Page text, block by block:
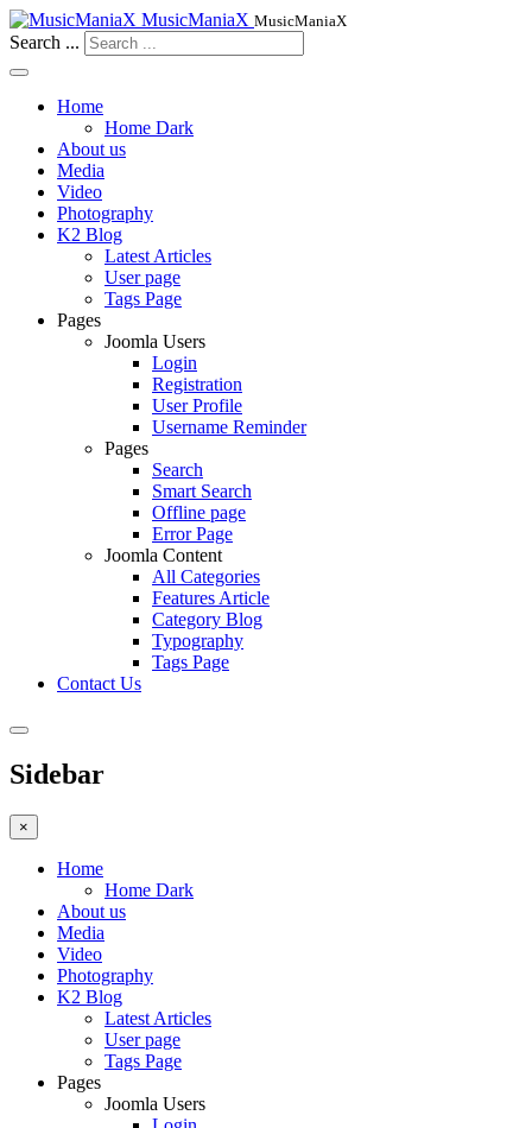
MusicManiaX MusicManiaX
Search ...
Home
Home Dark
About us
Media
Video
Photography
K2 Blog
Latest Articles
User page
Tags Page
Pages
Joomla Users
Login
Registration
User Profile
Username Reminder
Pages
Search
Smart Search
Offline page
Error Page
Joomla Content
All Categories
Features Article
Category Blog
Typography
Tags Page
Contact Us
Sidebar
×
Home
Home Dark
About us
Media
Video
Photography
K2 Blog
Latest Articles
User page
Tags Page
Pages
Joomla Users